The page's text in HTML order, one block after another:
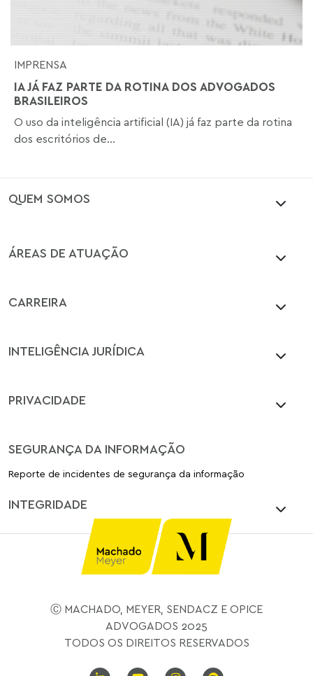
IMPRENSA
IA JÁ FAZ PARTE DA ROTINA DOS ADVOGADOS
BRASILEIROS
O uso da inteligência artificial (IA) já faz parte da rotina
dos escritórios de...
QUEM SOMOS
ÁREAS DE ATUAÇÃO
CARREIRA
INTELIGÊNCIA JURÍDICA
PRIVACIDADE
SEGURANÇA DA INFORMAÇÃO
Reporte de incidentes de segurança da informação
INTEGRIDADE
Ⓒ MACHADO, MEYER, SENDACZ E OPICE
ADVOGADOS 2025
TODOS OS DIREITOS RESERVADOS